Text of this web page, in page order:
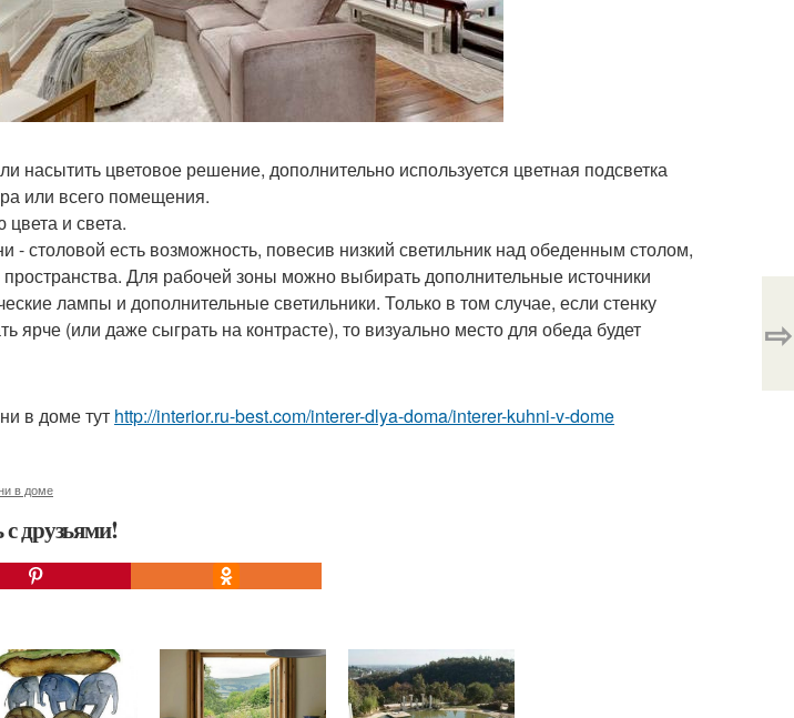
насытить цветовое решение, дополнительно используется цветная подсветка
или всего помещения.
и света.
- столовой есть возможность, повесив низкий светильник над обеденным столом,
пространства. Для рабочей зоны можно выбирать дополнительные источники
лампы и дополнительные светильники. Только в том случае, если стенку
ярче (или даже сыграть на контрасте), то визуально место для обеда будет
в доме тут http://interior.ru-best.com/interer-dlya-doma/interer-kuhni-v-dome
в доме
друзьями!
⇨